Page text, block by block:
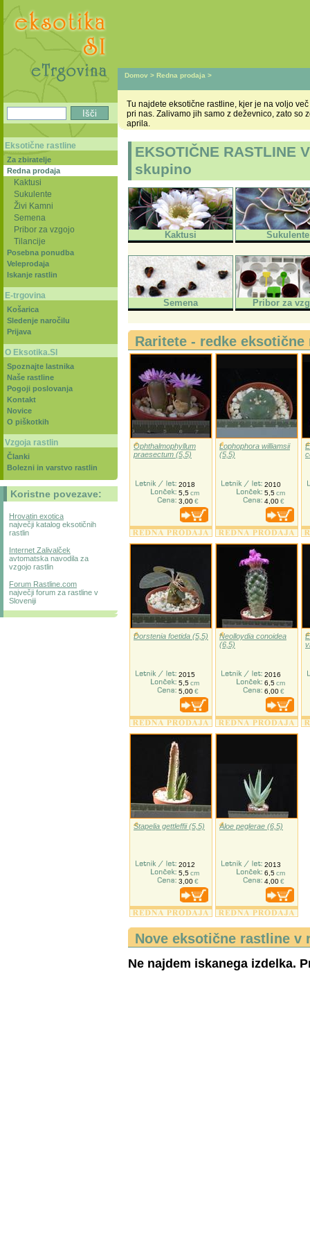
Domov > Redna prodaja >
Tu najdete eksotične rastline, kjer je na voljo
pri nas. Zalivamo jih samo z deževnico, zato so
aprila.
EKSOTIČNE RASTLINE
skupino
Kaktusi Sukulente
Semena Pribor za
Raritete - redke
Ophthalmophyllum
praesectum (5,5)
2018
5,5cm
3,00€
Lophophora williamsii
(5,5)
2010
5,5cm
4,00€
Dorstenia foetida (5,5)
2015
5,5cm
5,00€
Neolloydia conoidea
(6,5)
2016
6,5cm
6,00€
Stapelia gettleffii (5,5)
2012
5,5cm
3,00€
Aloe peglerae (6,5)
2013
6,5cm
4,00€
Nove eksotične rastline v
Ne najdem iskanega izdelka.
Eksotične rastline
Za zbiratelje
Redna prodaja
Kaktusi
Sukulente
Živi Kamni
Semena
Pribor za vzgojo
Tilancije
Posebna ponudba
Veleprodaja
Iskanje rastlin
E-trgovina
Košarica
Sledenje naročilu
Prijava
O Eksotika.SI
Spoznajte lastnika
Naše rastline
Pogoji poslovanja
Kontakt
Novice
O piškotkih
Vzgoja rastlin
Članki
Bolezni in varstvo rastlin
Koristne povezave:
Hrovatin exotica
največji katalog eksotičnih
rastlin
Internet Zalivalček
avtomatska navodila za
vzgojo rastlin
Forum Rastline.com
največji forum za rastline v
Sloveniji